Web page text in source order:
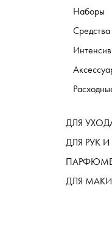
Наборы
Средства
ДЛЯ
ДЛЯ РУК
ДЛЯ